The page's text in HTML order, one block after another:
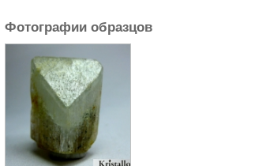
Фотографии образцов